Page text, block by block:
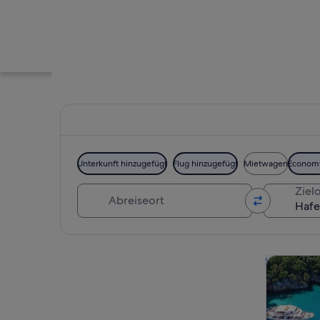
Ein
Unterkunft hinzugefügt Flug hinzugefügt Mietwagen
Touren